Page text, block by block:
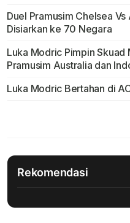
Duel Pramusim Chelsea
Disiarkan ke 70 Negara
Luka Modric Pimpin Skuad
Pramusim Australia dan
Luka Modric Bertahan di
Rekomendasi